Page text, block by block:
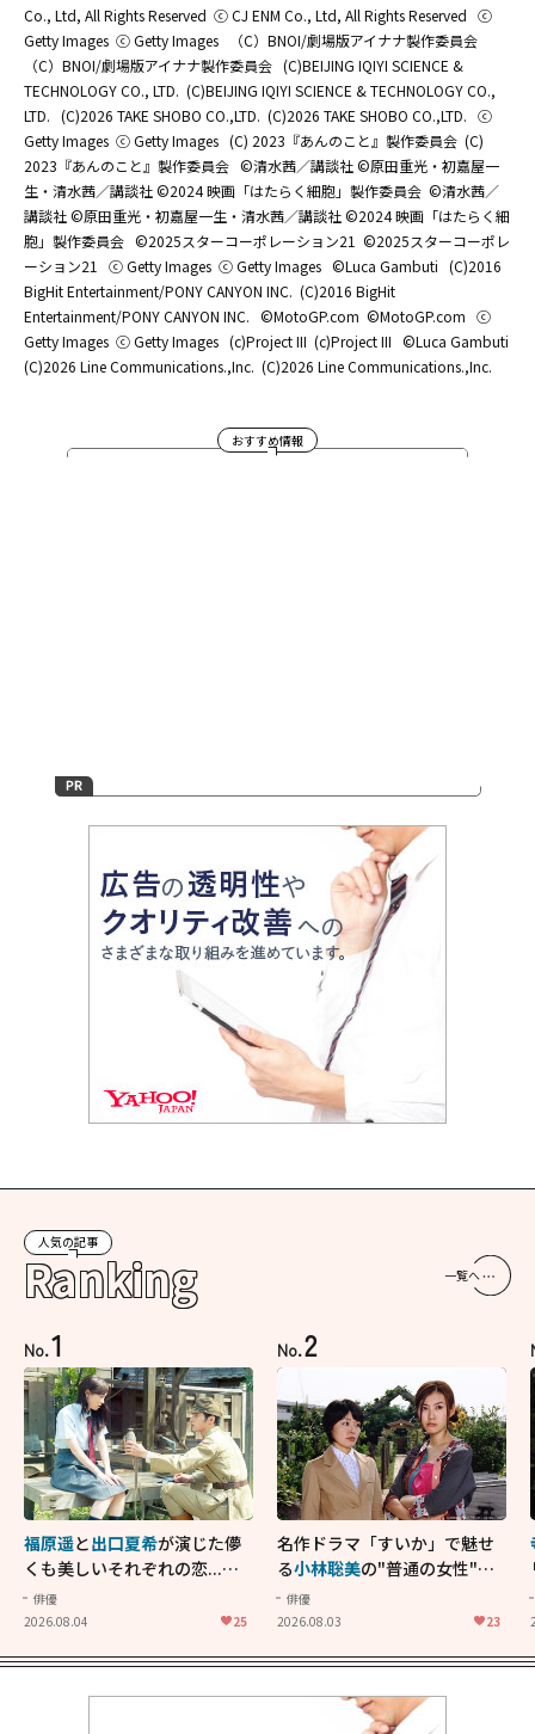
Co., Ltd, All Rights Reserved ⓒ CJ ENM Co., Ltd, All Rights Reserved ⓒ
Getty Images ⓒ Getty Images
（C）BNOI/劇場版アイナナ製作委員会
（C）BNOI/劇場版アイナナ製作委員会 (C)BEIJING IQIYI SCIENCE &
TECHNOLOGY CO., LTD. (C)BEIJING IQIYI SCIENCE & TECHNOLOGY CO.,
LTD. (C)2026 TAKE SHOBO CO.,LTD. (C)2026 TAKE SHOBO CO.,LTD. ⓒ
Getty Images ⓒ Getty Images (C) 2023『あんのこと』製作委員会 (C)
2023『あんのこと』製作委員会 ©清水茜／講談社 ©原田重光・初嘉屋一
生・清水茜／講談社 ©2024 映画「はたらく細胞」製作委員会 ©清水茜／
講談社 ©原田重光・初嘉屋一生・清水茜／講談社 ©2024 映画「はたらく細
胞」製作委員会 ©2025スターコーポレーション21 ©2025スターコーポレ
ーション21 ⓒ Getty Images ⓒ Getty Images ©Luca Gambuti (C)2016
BigHit Entertainment/PONY CANYON INC. (C)2016 BigHit
Entertainment/PONY CANYON INC. ©MotoGP.com ©MotoGP.com ⓒ
Getty Images ⓒ Getty Images (c)Project III (c)Project III ©Luca Gambuti
(C)2026 Line Communications.,Inc. (C)2026 Line Communications.,Inc.
おすすめ情報
人気の記事
Ranking 一覧へ
No.1
福原遥と出口夏希が演じた儚
くも美しいそれぞれの恋...生
きることの尊さを教えてくれ
た映画「あの花が咲く丘で、
俳優
2026.08.04
25
No.2
名作ドラマ「すいか」で魅せ
る小林聡美の"普通の女性"が
大人に刺さる...映画「かもめ
食堂」にも通じる静かな芝居
俳優
2026.08.03
23